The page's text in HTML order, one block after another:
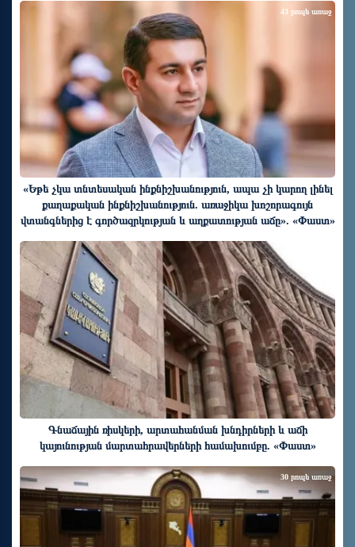
«Եթե չկա տնտեսական ինքնիշխանություն, ապա չի կարող լինել
քաղաքական ինքնիշխանություն. առաջիկա խոշորագույն
վտանգներից է գործազրկության և աղքատության աճը». «Փաստ»
43 րոպե առաջ
Գնաճային ռիսկերի, արտահանման խնդիրների և աճի
կայունության մարտահրավերների համախումբը. «Փաստ»
30 րոպե առաջ